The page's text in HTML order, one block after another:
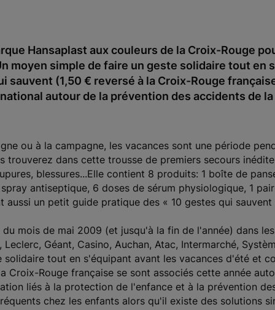
Hansaplast aux couleurs de la Croix-Rouge
moyen simple de faire un geste solidaire tout en
sauvent (1,50 € reversé à la Croix-Rouge
autour de la prévention des accidents de
ou à la campagne, les vacances sont une période
trouverez dans cette trousse de premiers secours
blessures...Elle contient 8 produits: 1 boîte de
antiseptique, 6 doses de sérum physiologique, 1
aussi un petit guide pratique des « 10 gestes qui
mois de mai 2009 (et jusqu'à la fin de l'année) dans
Géant, Casino, Auchan, Atac, Intermarché,
tout en s'équipant avant les vacances d'été et
Croix-Rouge française se sont associés cette année
liés à la protection de l'enfance et à la prévention
chez les enfants alors qu'il existe des solutions